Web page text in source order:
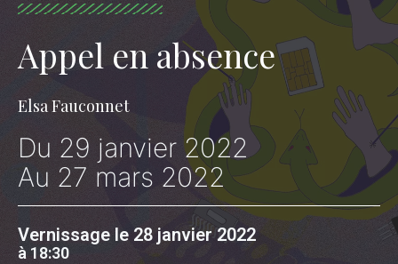
Appel en absence
Elsa Fauconnet
Du 29 janvier 2022
Au 27 mars 2022
Vernissage le 28 janvier 2022
à 18:30